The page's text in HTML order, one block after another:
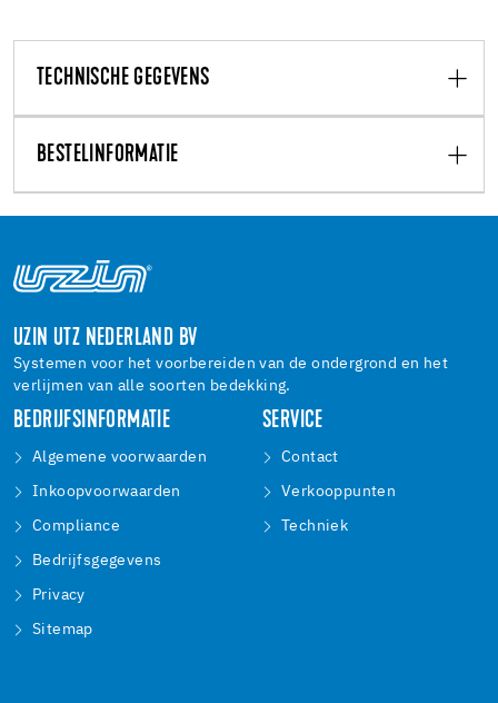
TECHNISCHE GEGEVENS
BESTELINFORMATIE
UZIN UTZ NEDERLAND BV
Systemen voor het voorbereiden van de ondergrond en het
verlijmen van alle soorten bedekking.
BEDRIJFSINFORMATIE
Algemene voorwaarden
Inkoopvoorwaarden
Compliance
Bedrijfsgegevens
Privacy
Sitemap
SERVICE
Contact
Verkooppunten
Techniek